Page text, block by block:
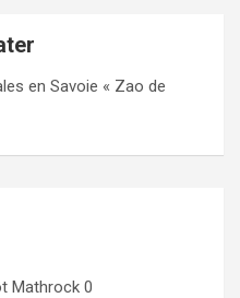
en Savoie « Zao de
Mathrock 0